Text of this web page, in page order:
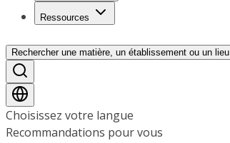
Ressources
Rechercher une matière, un établissement ou un lieu
Choisissez votre langue
Recommandations pour vous